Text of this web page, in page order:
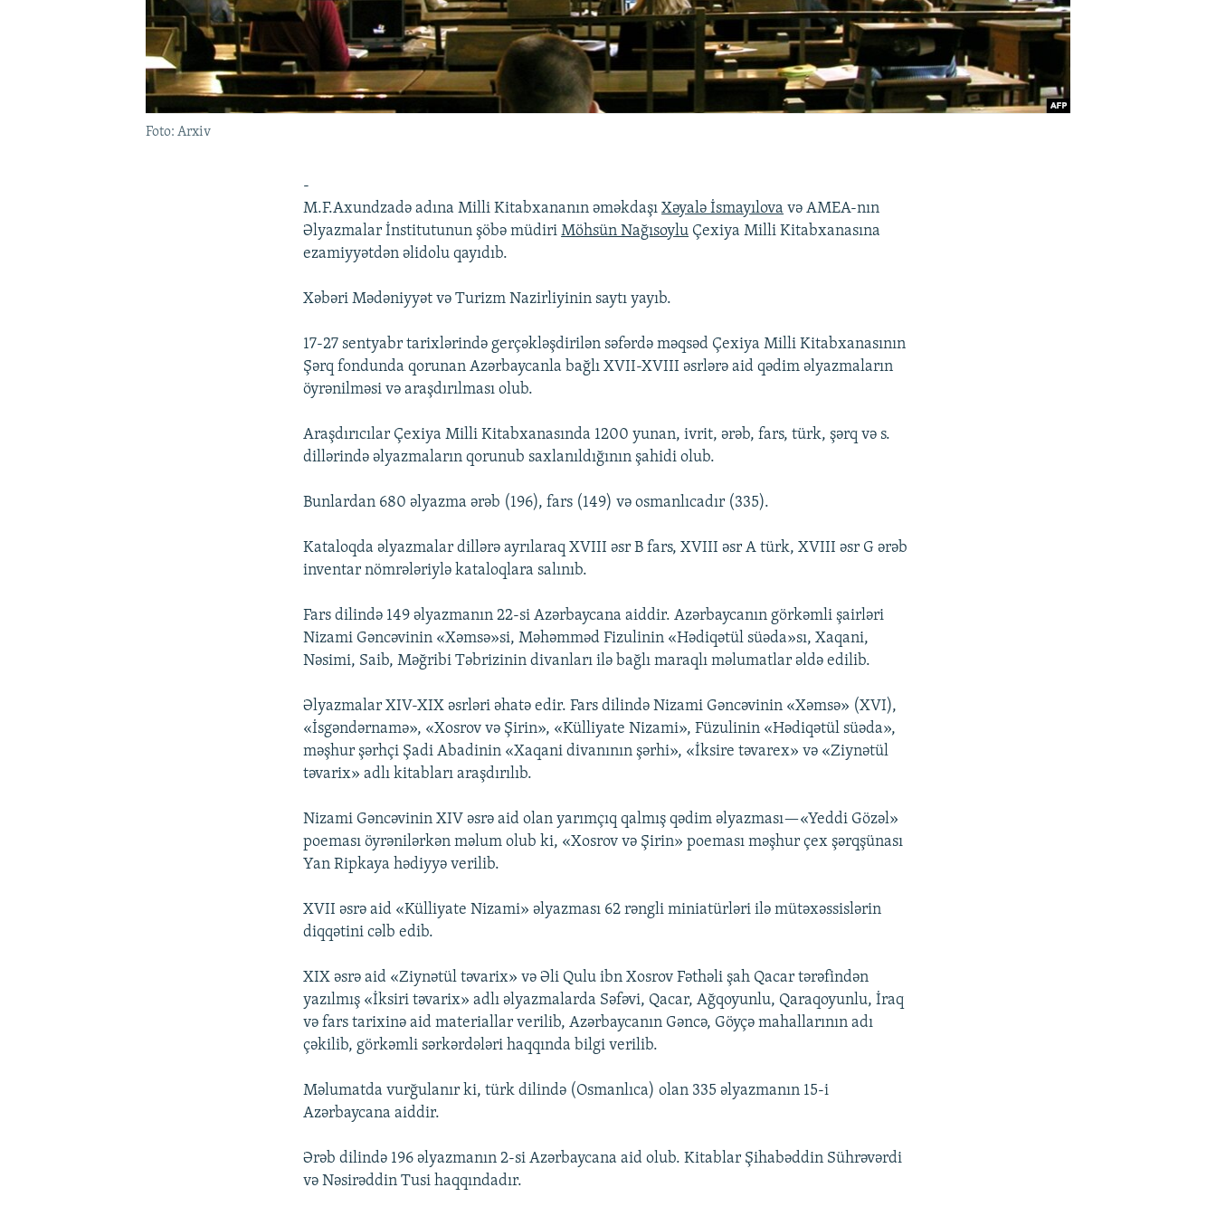
Foto: Arxiv
-
M.F.Axundzadə adına Milli Kitabxananın əməkdaşıXəyalə İsmayılova və AMEA-nın
Əlyazmalar İnstitutunun şöbə müdiriMöhsün Nağısoylu Çexiya Milli Kitabxanasına
ezamiyyətdən əlidolu qayıdıb.
Xəbəri Mədəniyyət və Turizm Nazirliyinin saytı yayıb.
17-27 sentyabr tarixlərində gerçəkləşdirilən səfərdə məqsəd Çexiya Milli Kitabxanasının
Şərq fondunda qorunan Azərbaycanla bağlı XVII-XVIII əsrlərə aid qədim əlyazmaların
öyrənilməsi və araşdırılması olub.
Araşdırıcılar Çexiya Milli Kitabxanasında 1200 yunan, ivrit, ərəb, fars, türk, şərq və s.
dillərində əlyazmaların qorunub saxlanıldığının şahidi olub.
Bunlardan 680 əlyazma ərəb (196), fars (149) və osmanlıcadır (335).
Kataloqda əlyazmalar dillərə ayrılaraq XVIII əsr B fars, XVIII əsr A türk, XVIII əsr G ərəb
inventar nömrələriylə kataloqlara salınıb.
Fars dilində 149 əlyazmanın 22-si Azərbaycana aiddir. Azərbaycanın görkəmli şairləri
Nizami Gəncəvinin «Xəmsə»si, Məhəmməd Fizulinin «Hədiqətül süəda»sı, Xaqani,
Nəsimi, Saib, Məğribi Təbrizinin divanları ilə bağlı maraqlı məlumatlar əldə edilib.
Əlyazmalar XIV-XIX əsrləri əhatə edir. Fars dilində Nizami Gəncəvinin «Xəmsə» (XVI),
«İsgəndərnamə», «Xosrov və Şirin», «Külliyate Nizami», Füzulinin «Hədiqətül süəda»,
məşhur şərhçi Şadi Abadinin «Xaqani divanının şərhi», «İksire təvarex» və «Ziynətül
təvarix» adlı kitabları araşdırılıb.
Nizami Gəncəvinin XIV əsrə aid olan yarımçıq qalmış qədim əlyazması—«Yeddi Gözəl»
poeması öyrənilərkən məlum olub ki, «Xosrov və Şirin» poeması məşhur çex şərqşünası
Yan Ripkaya hədiyyə verilib.
XVII əsrə aid «Külliyate Nizami» əlyazması 62 rəngli miniatürləri ilə mütəxəssislərin
diqqətini cəlb edib.
XIX əsrə aid «Ziynətül təvarix» və Əli Qulu ibn Xosrov Fəthəli şah Qacar tərəfindən
yazılmış «İksiri təvarix» adlı əlyazmalarda Səfəvi, Qacar, Ağqoyunlu, Qaraqoyunlu, İraq
və fars tarixinə aid materiallar verilib, Azərbaycanın Gəncə, Göyçə mahallarının adı
çəkilib, görkəmli sərkərdələri haqqında bilgi verilib.
Məlumatda vurğulanır ki, türk dilində (Osmanlıca) olan 335 əlyazmanın 15-i
Azərbaycana aiddir.
Ərəb dilində 196 əlyazmanın 2-si Azərbaycana aid olub. Kitablar Şihabəddin Sührəvərdi
və Nəsirəddin Tusi haqqındadır.